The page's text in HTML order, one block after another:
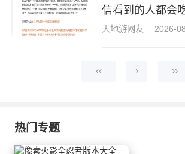
信看到的人都会
天地游网友 2026-
‹‹ › ››
热门专题